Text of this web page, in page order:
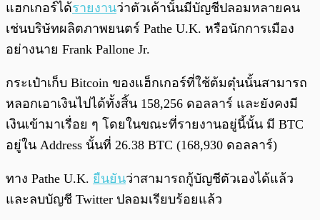
แฮกเกอร์ได้รายงานว่าตัวเค้านั้นมีบัญชีปลอมหลายคน
เช่นบริษัทผลิตภาพยนตร์ Pathe U.K. หรือนักการเมือง
อย่างนาย Frank Pallone Jr.
กระเป๋าเก็บ Bitcoin ของแฮ็กเกอร์ที่ใช้ต้มตุ๋นนั้นสามารถ
หลอกเอาเงินไปได้ทั้งสิ้น 158,256 ดอลลาร์ และยังคงมี
เงินเข้ามาเรื่อย ๆ โดยในขณะที่รายงานอยู่นี้นั้น มี BTC
อยู่ใน Address นั้นที่ 26.38 BTC (168,930 ดอลลาร์)
ทาง Pathe U.K. ยืนยันว่าสามารถกู้บัญชีตัวเองได้แล้ว
และลบบัญชี Twitter ปลอมเรียบร้อยแล้ว